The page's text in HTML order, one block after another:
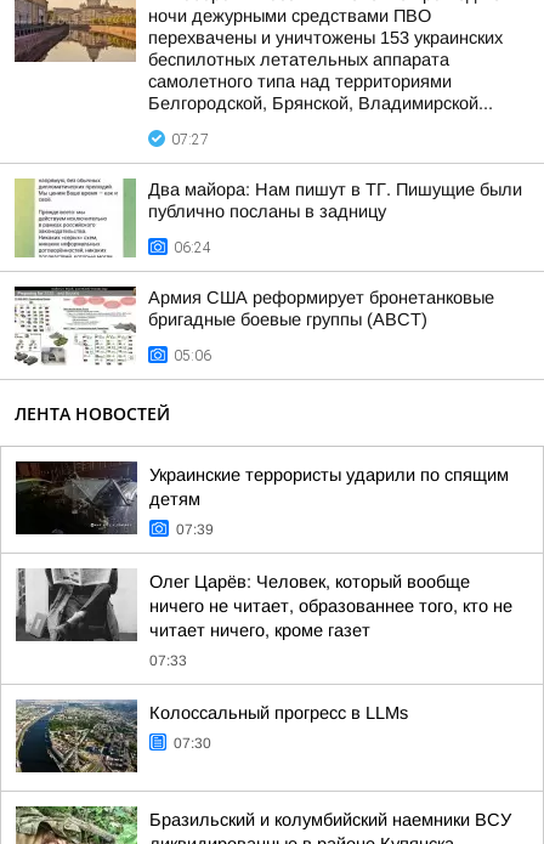
ночи дежурными средствами ПВО
перехвачены и уничтожены 153 украинских
беспилотных летательных аппарата
самолетного типа над территориями
Белгородской, Брянской, Владимирской...
07:27
Два майора: Нам пишут в ТГ. Пишущие были
публично посланы в задницу
06:24
Армия США реформирует бронетанковые
бригадные боевые группы (ABCT)
05:06
ЛЕНТА НОВОСТЕЙ
Украинские террористы ударили по спящим
детям
07:39
Олег Царёв: Человек, который вообще
ничего не читает, образованнее того, кто не
читает ничего, кроме газет
07:33
Колоссальный прогресс в LLMs
07:30
Бразильский и колумбийский наемники ВСУ